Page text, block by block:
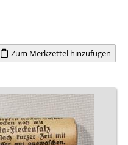
Zum Merkzettel hinzufügen